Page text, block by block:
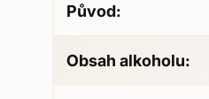
Původ:
Obsah alkoholu: